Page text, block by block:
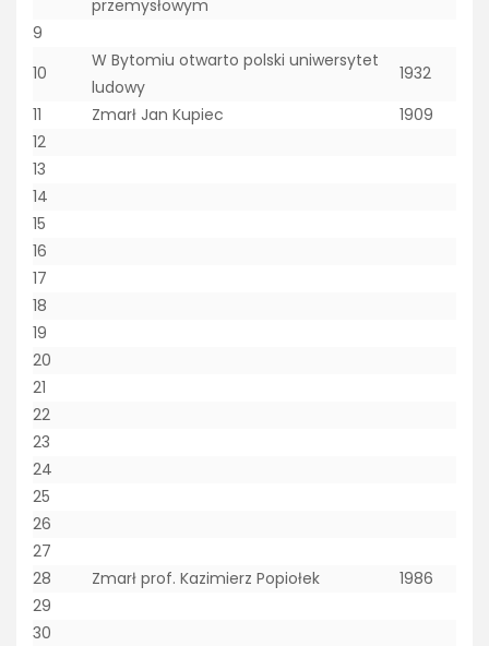
przemysłowym
9
10
W Bytomiu otwarto polski uniwersytet
ludowy
1932
11
Zmarł Jan Kupiec
1909
12
13
14
15
16
17
18
19
20
21
22
23
24
25
26
27
28
Zmarł prof. Kazimierz Popiołek
1986
29
30